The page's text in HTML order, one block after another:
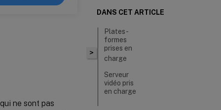
ne sont pas
>
DANS CET ARTICLE
Plates-
formes
prises en
charge
Serveur
vidéo pris
en charge